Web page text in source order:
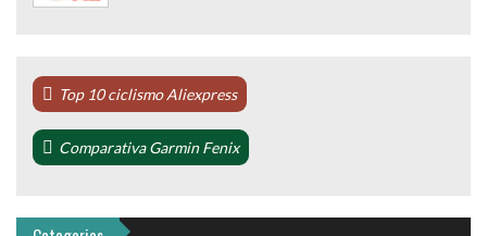
Top 10 ciclismo Aliexpress
Comparativa Garmin Fenix